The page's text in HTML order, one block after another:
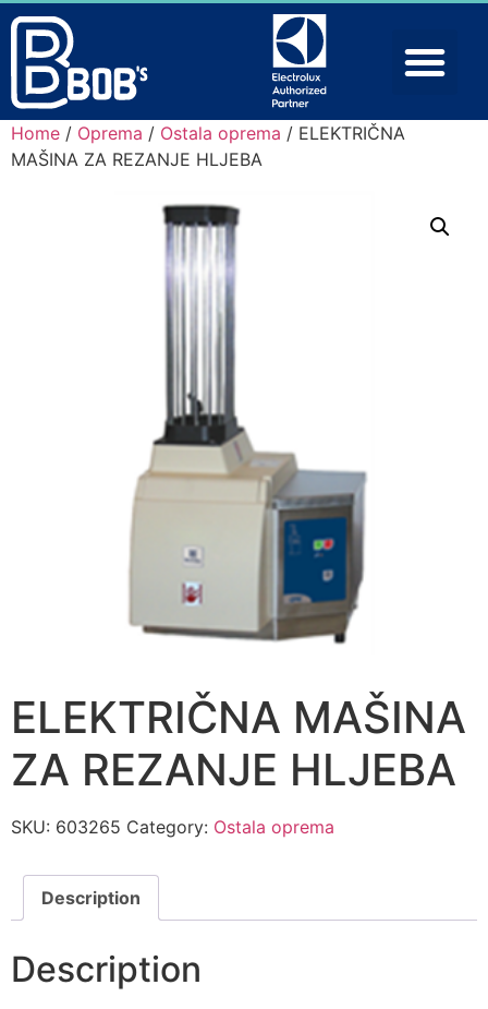
Home / Oprema / Ostala oprema / ELEKTRIČNA
MAŠINA ZA REZANJE HLJEBA
ELEKTRIČNA MAŠINA
ZA REZANJE HLJEBA
SKU: 603265 Category: Ostala oprema
Description
Description